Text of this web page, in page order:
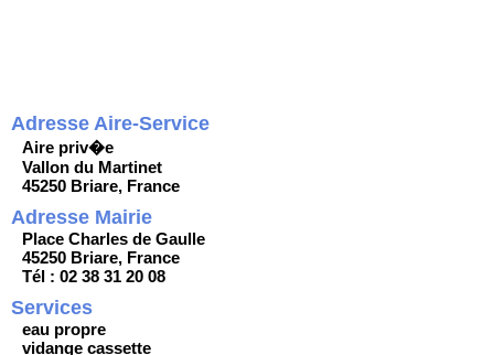
Adresse Aire-Service
Aire priv�e
Vallon du Martinet
45250 Briare, France
Adresse Mairie
Place Charles de Gaulle
45250 Briare, France
Tél : 02 38 31 20 08
Services
eau propre
vidange cassette